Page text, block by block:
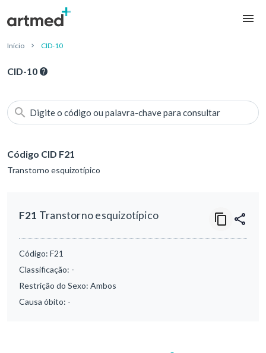
Início CID-10
CID-10
Digite o código ou palavra-chave para consultar
Código CID F21
Transtorno esquizotípico
F21 Transtorno esquizotípico
Código: F21
Classificação: -
Restrição do Sexo: Ambos
Causa óbito: -